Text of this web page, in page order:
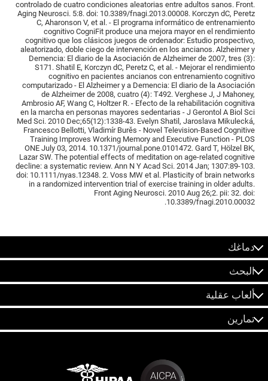
controlado de cuatro condiciones aleatorias entre adultos sanos. Front.
Aging Neurosci. 5:8. doi: 10.3389/fnagi.2013.00008. Korczyn dC, Peretz
C, Aharonson V, et al. - El programa informático de entrenamiento
cognitivo CogniFit produce una mejora mayor en el rendimiento
cognitivo que los clásicos juegos de ordenador: Estudio prospectivo,
aleatorizado, doble ciego de intervención en los ancianos. Alzheimer y
Demencia: El diario de la Asociación de Alzheimer de 2007, tres (3):
S171. Shatil E, Korczyn dC, Peretz C, et al. - Mejorar el rendimiento
cognitivo en pacientes ancianos con entrenamiento cognitivo
computarizado - El Alzheimer y a Demencia: El diario de la Asociación
de Alzheimer de 2008, cuatro (4): T492. Verghese J, J Mahoney,
Ambrosio AF, Wang C, Holtzer R. - Efecto de la rehabilitación cognitiva
en la marcha en personas mayores sedentarias - J Gerontol A Biol Sci
Med Sci. 2010 Dec;65(12):1338-43. Evelyn Shatil, Jaroslava Mikulecká,
Francesco Bellotti, Vladimír Burěs - Novel Television-Based Cognitive
Training Improves Working Memory and Executive Function - PLOS
ONE July 03, 2014. 10.1371/journal.pone.0101472. Gard T, Hölzel BK,
Lazar SW. The potential effects of meditation on age-related cognitive
decline: a systematic review. Ann N Y Acad Sci. 2014 Jan; 1307:89-103.
doi: 10.1111/nyas.12348. 2. Voss MW et al. Plasticity of brain networks
in a randomized intervention trial of exercise training in older adults.
Front Aging Neurosci. 2010 Aug 26;2. pii: 32. doi:
10.3389/fnagi.2010.00032.
دماغك
البحث
ألعاب عقلية
تمارين